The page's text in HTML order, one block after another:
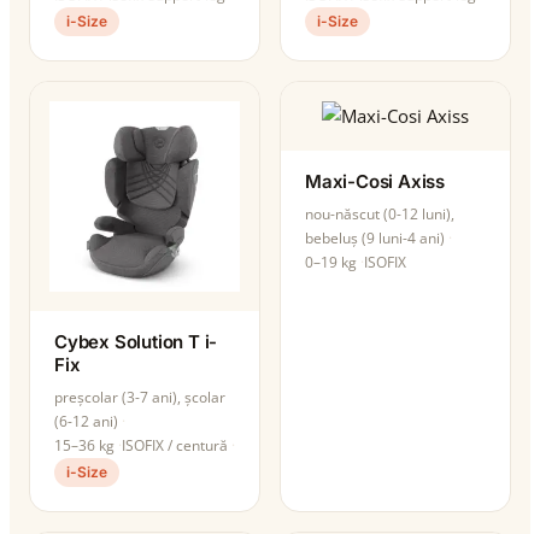
i-Size i-Size
Cybex Solution T i-
Fix
preșcolar (3-7 ani), școlar
(6-12 ani)
15–36 kg ISOFIX / centură
i-Size
Maxi-Cosi Axiss
nou-născut (0-12 luni),
bebeluș (9 luni-4 ani)
0–19 kg ISOFIX